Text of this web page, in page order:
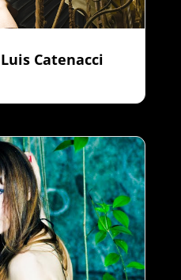
Luis Catenacci